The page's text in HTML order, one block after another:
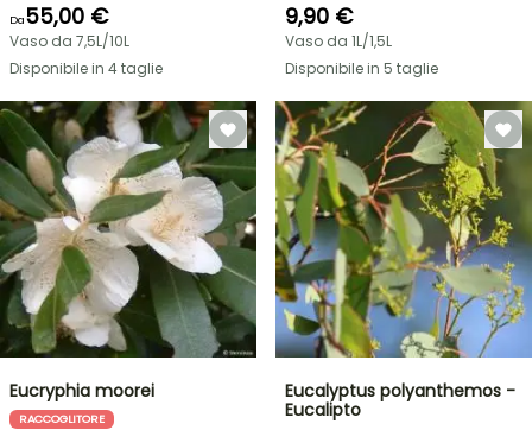
Da55,00 €
Vaso da 7,5L/10L
Disponibile in 4 taglie
9,90 €
Vaso da 1L/1,5L
Disponibile in 5 taglie
Eucryphia moorei
RACCOGLITORE
Eucalyptus polyanthemos -
Eucalipto